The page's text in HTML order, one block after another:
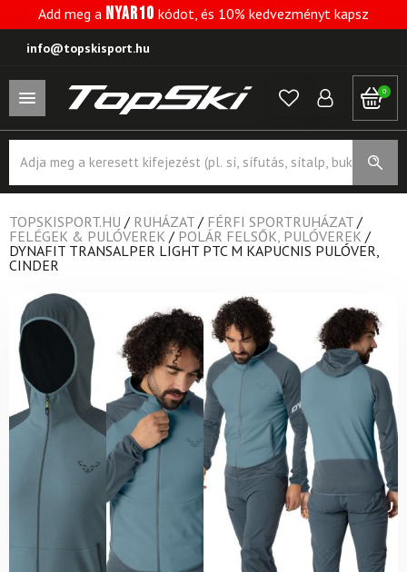
Add meg a NYAR10 kódot, és 10% kedvezményt kapsz
info@topskisport.hu
0
search
TOPSKISPORT.HU / RUHÁZAT / FÉRFI SPORTRUHÁZAT /
FELÉGEK & PULÓVEREK / POLÁR FELSŐK, PULÓVEREK /
DYNAFIT TRANSALPER LIGHT PTC M KAPUCNIS PULÓVER,
CINDER